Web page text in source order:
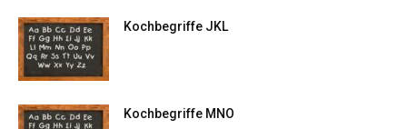
Kochbegriffe JKL
Kochbegriffe MNO